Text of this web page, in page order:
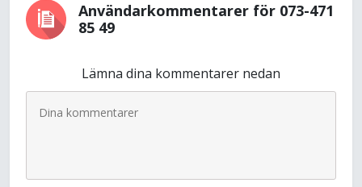
Användarkommentarer för 073-471
85 49
Lämna dina kommentarer nedan